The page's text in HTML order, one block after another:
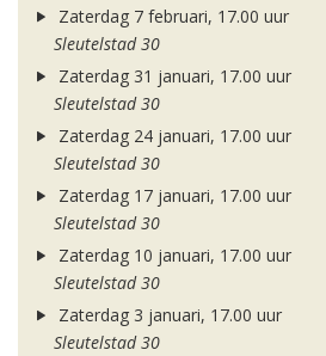
Zaterdag 7 februari, 17.00 uur
Sleutelstad 30
Zaterdag 31 januari, 17.00 uur
Sleutelstad 30
Zaterdag 24 januari, 17.00 uur
Sleutelstad 30
Zaterdag 17 januari, 17.00 uur
Sleutelstad 30
Zaterdag 10 januari, 17.00 uur
Sleutelstad 30
Zaterdag 3 januari, 17.00 uur
Sleutelstad 30